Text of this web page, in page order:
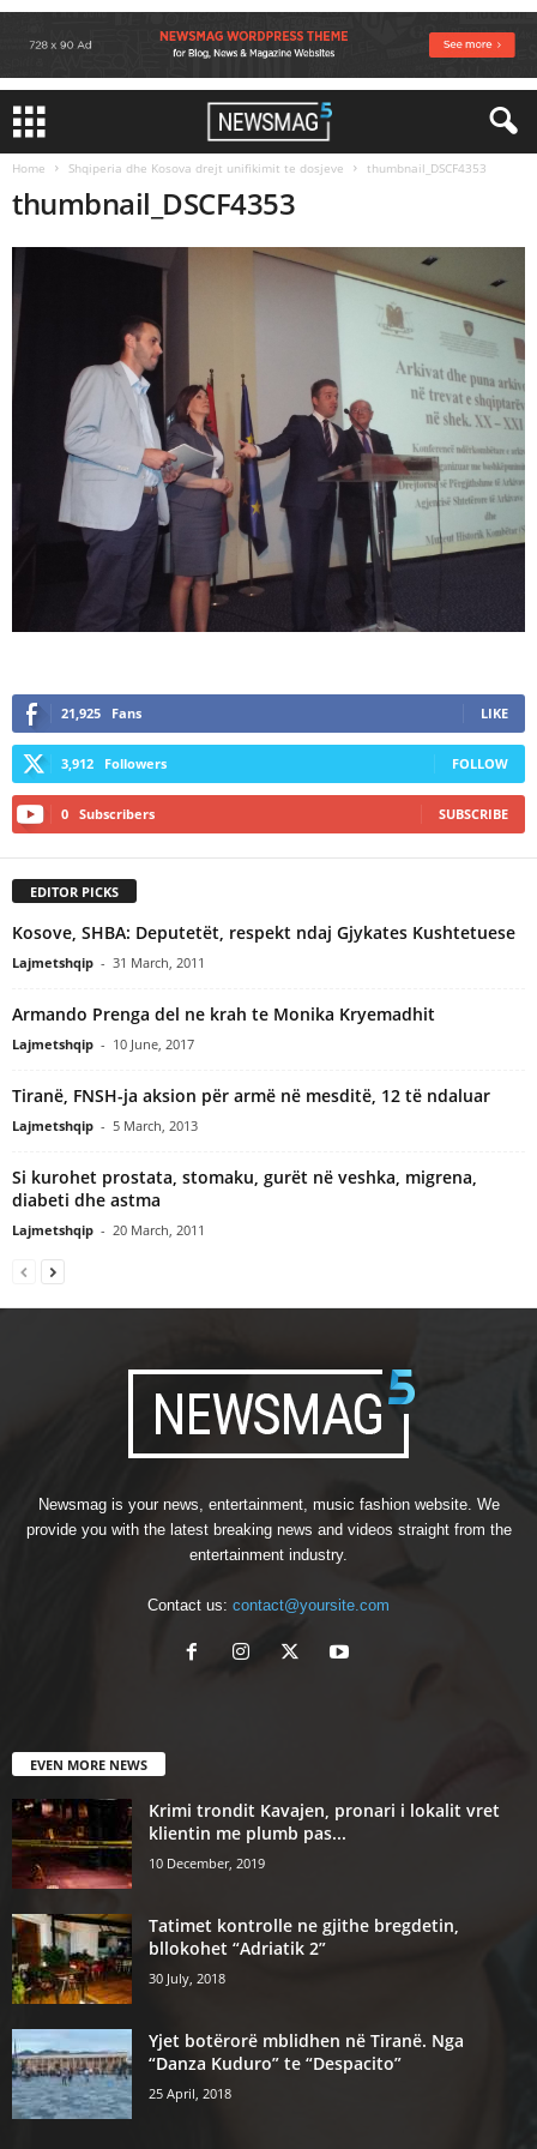
Home Shqiperia dhe Kosova drejt unifikimit te dosjeve thumbnail_DSCF4353
thumbnail_DSCF4353
21,925 Fans LIKE
3,912 Followers FOLLOW
0 Subscribers SUBSCRIBE
EDITOR PICKS
Kosove, SHBA: Deputetët, respekt ndaj Gjykates Kushtetuese
Lajmetshqip - 31 March, 2011
Armando Prenga del ne krah te Monika Kryemadhit
Lajmetshqip - 10 June, 2017
Tiranë, FNSH-ja aksion për armë në mesditë, 12 të ndaluar
Lajmetshqip - 5 March, 2013
Si kurohet prostata, stomaku, gurët në veshka, migrena,
diabeti dhe astma
Lajmetshqip - 20 March, 2011
Newsmag is your news, entertainment, music fashion website. We
provide you with the latest breaking news and videos straight from the
entertainment industry.
Contact us: contact@yoursite.com
EVEN MORE NEWS
Krimi trondit Kavajen, pronari i lokalit vret
klientin me plumb pas...
10 December, 2019
Tatimet kontrolle ne gjithe bregdetin,
bllokohet “Adriatik 2”
30 July, 2018
Yjet botërorë mblidhen në Tiranë. Nga
“Danza Kuduro” te “Despacito”
25 April, 2018